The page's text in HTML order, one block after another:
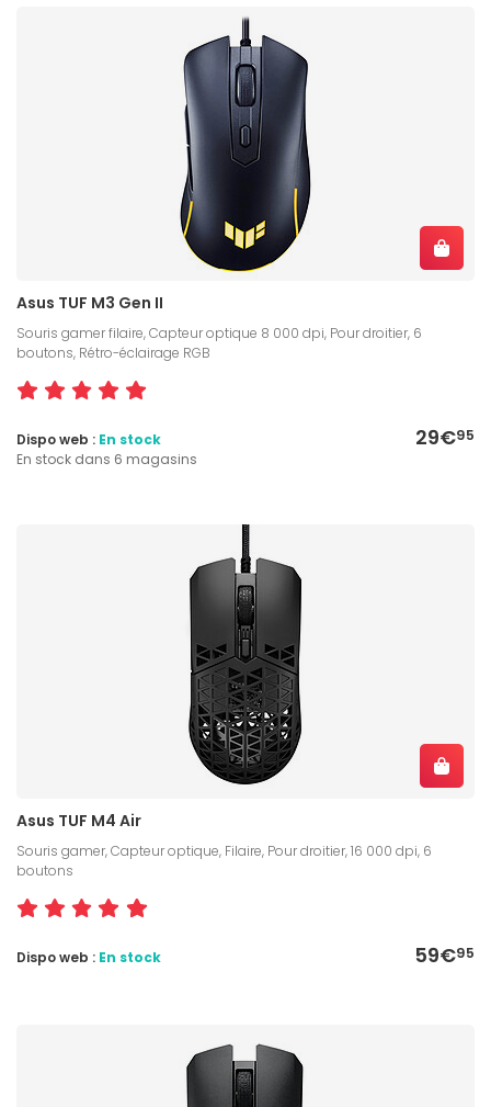
Asus TUF M3 Gen II
Souris gamer filaire, Capteur optique 8 000 dpi, Pour droitier, 6
boutons, Rétro-éclairage RGB
29€95
Dispo web : En stock
En stock dans 6 magasins
Asus TUF M4 Air
Souris gamer, Capteur optique, Filaire, Pour droitier, 16 000 dpi, 6
boutons
59€95
Dispo web : En stock